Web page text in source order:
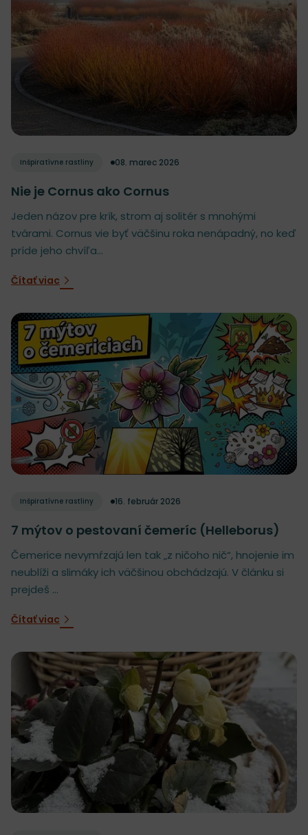
Inšpiratívne rastliny 08. marec 2026
Nie je Cornus ako Cornus
Jeden názov pre krík, strom aj solitér s mnohými
tvárami. Cornus vie byť väčšinu roka nenápadný, no keď
príde jeho chvíľa...
Čítať viac
Inšpiratívne rastliny 16. február 2026
7 mýtov o pestovaní čemeríc (Helleborus)
Čemerice nevymŕzajú len tak „z ničoho nič“, hnojenie im
neublíži a slimáky ich väčšinou obchádzajú. V článku si
prejdeš ...
Čítať viac